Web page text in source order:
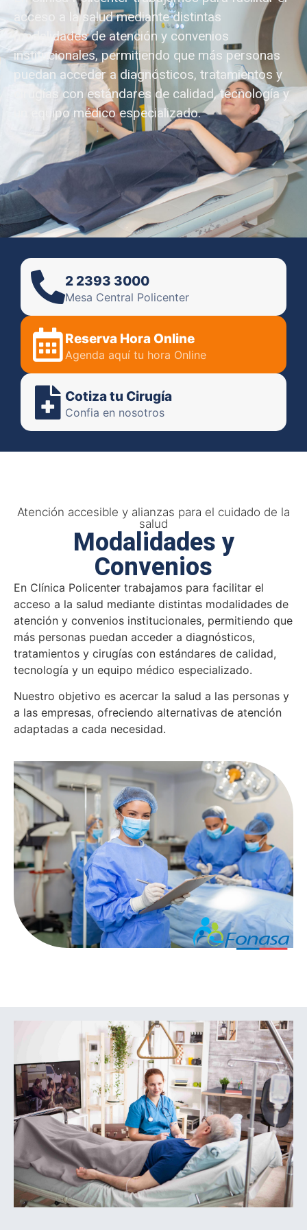
acceso a la salud mediante distintas
modalidades de atención y convenios
institucionales, permitiendo que más personas
puedan acceder a diagnósticos, tratamientos y
cirugías con estándares de calidad, tecnología y
un equipo médico especializado.
2 2393 3000
Mesa Central Policenter
Reserva Hora Online
Agenda aquí tu hora Online
Cotiza tu Cirugía
Confia en nosotros
Atención accesible y alianzas para el cuidado de la
salud
Modalidades y
Convenios
En Clínica Policenter trabajamos para facilitar el
acceso a la salud mediante distintas modalidades de
atención y convenios institucionales, permitiendo que
más personas puedan acceder a diagnósticos,
tratamientos y cirugías con estándares de calidad,
tecnología y un equipo médico especializado.
Nuestro objetivo es acercar la salud a las personas y
a las empresas, ofreciendo alternativas de atención
adaptadas a cada necesidad.